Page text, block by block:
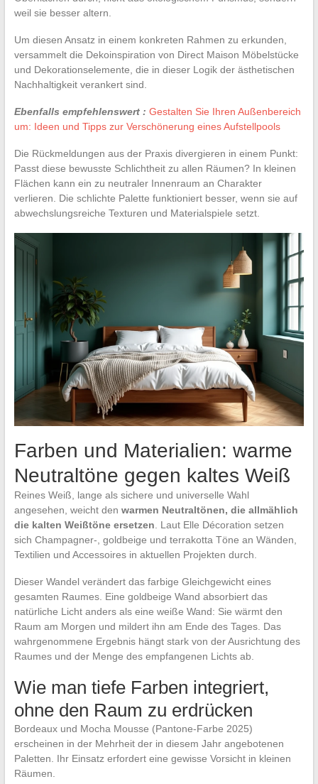
weil sie besser altern.
Um diesen Ansatz in einem konkreten Rahmen zu erkunden,
versammelt die Dekoinspiration von Direct Maison Möbelstücke
und Dekorationselemente, die in dieser Logik der ästhetischen
Nachhaltigkeit verankert sind.
Ebenfalls empfehlenswert : Gestalten Sie Ihren Außenbereich
um: Ideen und Tipps zur Verschönerung eines Aufstellpools
Die Rückmeldungen aus der Praxis divergieren in einem Punkt:
Passt diese bewusste Schlichtheit zu allen Räumen? In kleinen
Flächen kann ein zu neutraler Innenraum an Charakter
verlieren. Die schlichte Palette funktioniert besser, wenn sie auf
abwechslungsreiche Texturen und Materialspiele setzt.
Farben und Materialien: warme
Neutraltöne gegen kaltes Weiß
Reines Weiß, lange als sichere und universelle Wahl
angesehen, weicht den warmen Neutraltönen, die allmählich
die kalten Weißtöne ersetzen . Laut Elle Décoration setzen
sich Champagner-, goldbeige und terrakotta Töne an Wänden,
Textilien und Accessoires in aktuellen Projekten durch.
Dieser Wandel verändert das farbige Gleichgewicht eines
gesamten Raumes. Eine goldbeige Wand absorbiert das
natürliche Licht anders als eine weiße Wand: Sie wärmt den
Raum am Morgen und mildert ihn am Ende des Tages. Das
wahrgenommene Ergebnis hängt stark von der Ausrichtung des
Raumes und der Menge des empfangenen Lichts ab.
Wie man tiefe Farben integriert,
ohne den Raum zu erdrücken
Bordeaux und Mocha Mousse (Pantone-Farbe 2025)
erscheinen in der Mehrheit der in diesem Jahr angebotenen
Paletten. Ihr Einsatz erfordert eine gewisse Vorsicht in kleinen
Räumen.